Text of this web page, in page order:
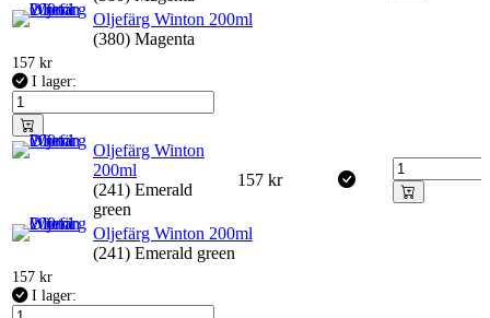
Oljefärg Winton 200ml
(380) Magenta
157 kr
I lager:
Oljefärg Winton
200ml
(241) Emerald
green
157 kr
Oljefärg Winton 200ml
(241) Emerald green
157 kr
I lager: